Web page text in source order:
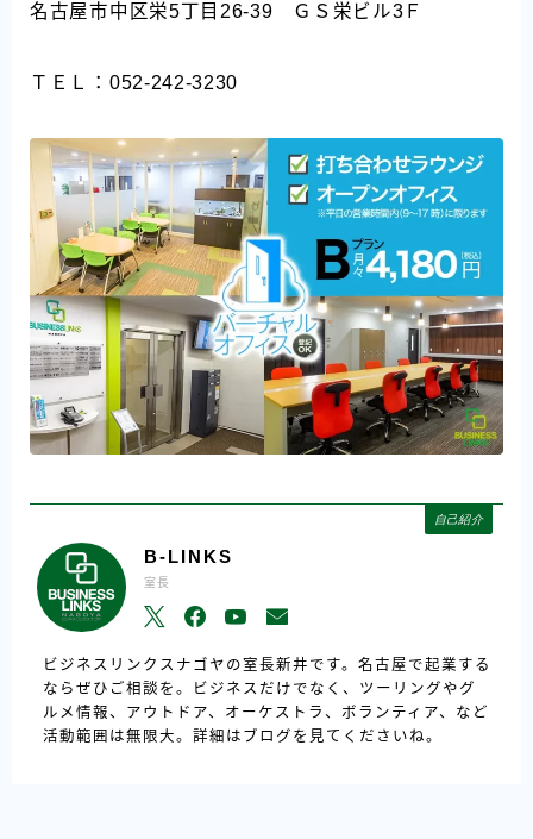
名古屋市中区栄5丁目26-39 ＧＳ栄ビル3Ｆ
ＴＥＬ：052-242-3230
自己紹介
B-LINKS
室長
ビジネスリンクスナゴヤの室長新井です。名古屋で起業する
ならぜひご相談を。ビジネスだけでなく、ツーリングやグ
ルメ情報、アウトドア、オーケストラ、ボランティア、など
活動範囲は無限大。詳細はブログを見てくださいね。